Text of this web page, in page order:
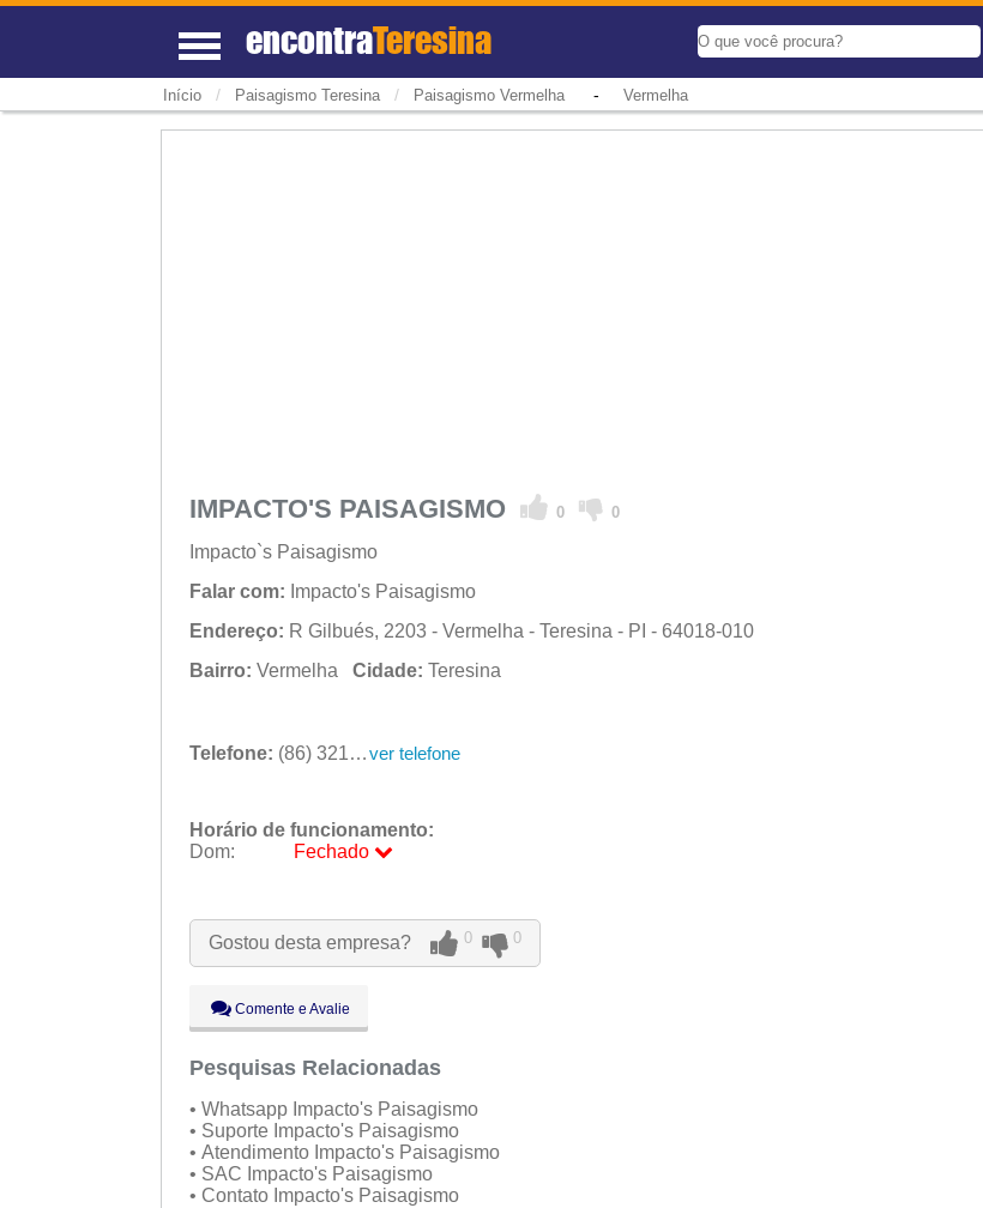
encontraTeresina
Início / Paisagismo Teresina / Paisagismo Vermelha- Vermelha
IMPACTO'S PAISAGISMO 0 0
Impacto`s Paisagismo
Falar com: Impacto's Paisagismo
Endereço: R Gilbués, 2203 - Vermelha - Teresina - PI - 64018-010
Bairro: Vermelha Cidade: Teresina
Telefone: (86) 3218-2263 ver telefone
Horário de funcionamento:
Dom:
Fechado
Qua:
09:00 - 18:00
Qui:
09:00 - 18:00
Sáb:
Dom:
Fechado
Gostou desta empresa? 0 0
Comente e Avalie
Pesquisas Relacionadas
• Whatsapp Impacto's Paisagismo
• Suporte Impacto's Paisagismo
• Atendimento Impacto's Paisagismo
• SAC Impacto's Paisagismo
• Contato Impacto's Paisagismo